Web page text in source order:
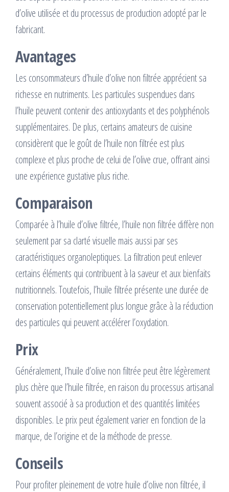
d’olive utilisée et du processus de production adopté par le
fabricant.
Avantages
Les consommateurs d’huile d’olive non filtrée apprécient sa
richesse en nutriments. Les particules suspendues dans
l’huile peuvent contenir des antioxydants et des polyphénols
supplémentaires. De plus, certains amateurs de cuisine
considèrent que le goût de l’huile non filtrée est plus
complexe et plus proche de celui de l’olive crue, offrant ainsi
une expérience gustative plus riche.
Comparaison
Comparée à l’huile d’olive filtrée, l’huile non filtrée diffère non
seulement par sa clarté visuelle mais aussi par ses
caractéristiques organoleptiques. La filtration peut enlever
certains éléments qui contribuent à la saveur et aux bienfaits
nutritionnels. Toutefois, l’huile filtrée présente une durée de
conservation potentiellement plus longue grâce à la réduction
des particules qui peuvent accélérer l’oxydation.
Prix
Généralement, l’huile d’olive non filtrée peut être légèrement
plus chère que l’huile filtrée, en raison du processus artisanal
souvent associé à sa production et des quantités limitées
disponibles. Le prix peut également varier en fonction de la
marque, de l’origine et de la méthode de presse.
Conseils
Pour profiter pleinement de votre huile d’olive non filtrée, il